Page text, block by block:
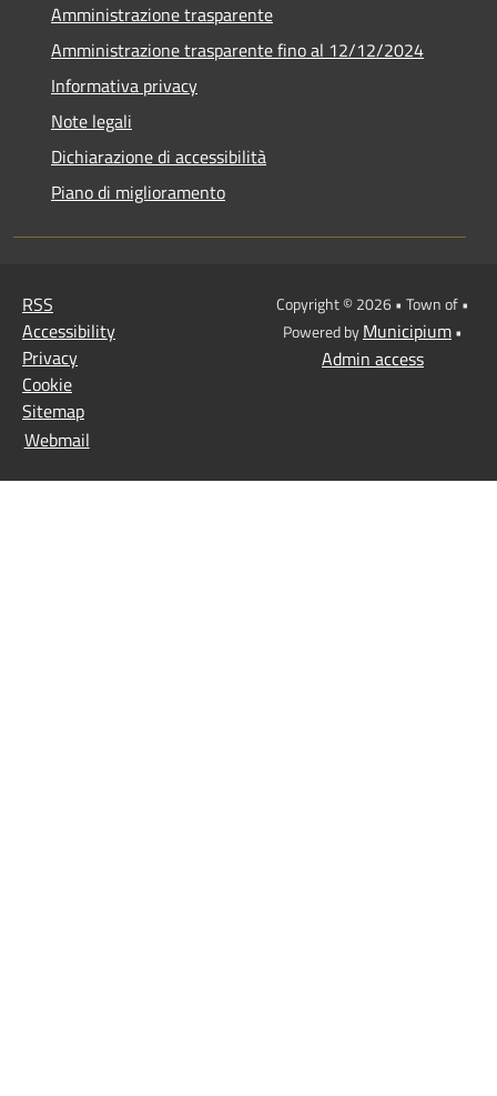
Amministrazione trasparente
Amministrazione trasparente fino al 12/12/2024
Informativa privacy
Note legali
Dichiarazione di accessibilità
Piano di miglioramento
RSS
Accessibility
Privacy
Cookie
Sitemap
Webmail
Copyright © 2026 • Town of •
Powered byMunicipium•
Admin access